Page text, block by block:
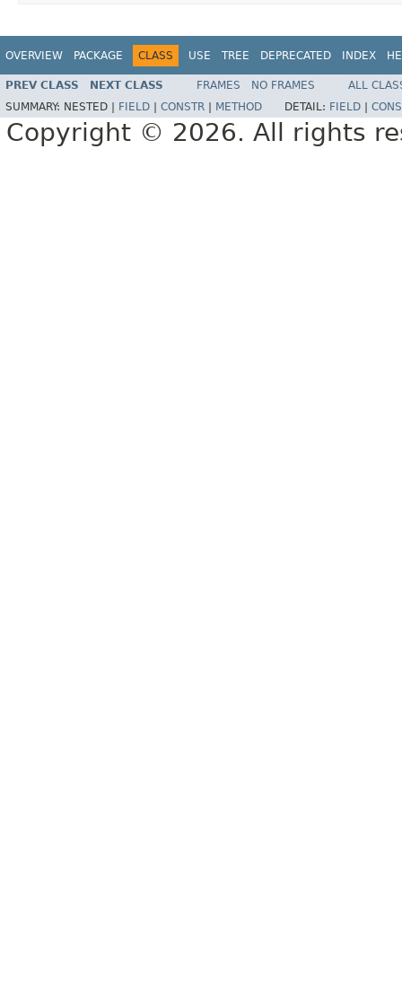
OVERVIEW PACKAGE CLASS USE TREE DEPRECATED INDEX
PREV CLASS NEXT CLASS FRAMES NO FRAMES
ALL
SUMMARY: NESTED | FIELD CONSTR METHOD DETAIL: FIELD
Copyright © 2026. All rights